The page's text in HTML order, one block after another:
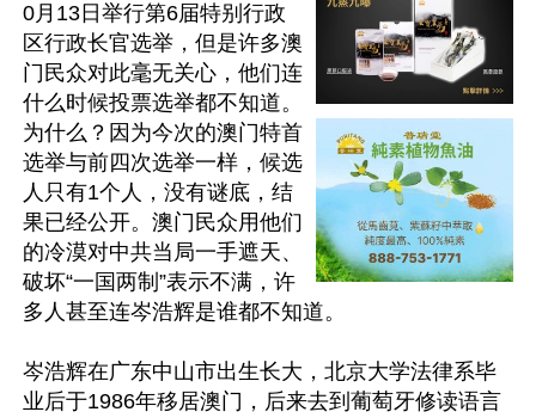
0月13日举行第6届特别行政
区行政长官选举，但是许多澳
门民众对此毫无关心，他们连
什么时候投票选举都不知道。
为什么？因为今次的澳门特首
选举与前四次选举一样，候选
人只有1个人，没有谜底，结
果已经公开。澳门民众用他们
的冷漠对中共当局一手遮天、
破坏“一国两制”表示不满，许
多人甚至连岑浩辉是谁都不知道。
岑浩辉在广东中山市出生长大，北京大学法律系毕
业后于1986年移居澳门，后来去到葡萄牙修读语言